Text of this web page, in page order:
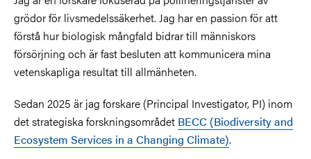
grödor för livsmedelssäkerhet. Jag har en passion för att
förstå hur biologisk mångfald bidrar till människors
försörjning och är fast besluten att kommunicera mina
vetenskapliga resultat till allmänheten.
Sedan 2025 är jag forskare (Principal Investigator, PI) inom
det strategiska forskningsområdet BECC (Biodiversity and
Ecosystem Services in a Changing Climate).